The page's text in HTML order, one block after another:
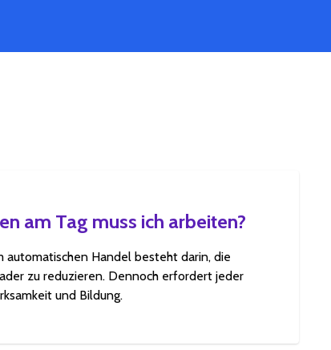
am Tag muss ich arbeiten?
automatischen Handel besteht darin, die
zu reduzieren. Dennoch erfordert jeder
und Bildung.